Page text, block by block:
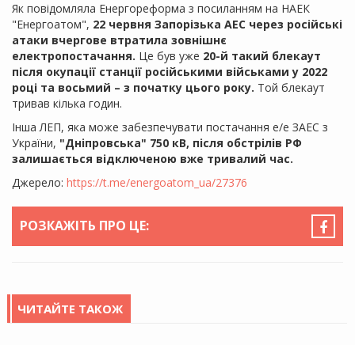
Як повідомляла Енергореформа з посиланням на НАЕК
"Енергоатом", 22 червня Запорізька АЕС через російські
атаки вчергове втратила зовнішнє
електропостачання. Це був уже 20-й такий блекаут
після окупації станції російськими військами у 2022
році та восьмий – з початку цього року. Той блекаут
тривав кілька годин.
Інша ЛЕП, яка може забезпечувати постачання е/е ЗАЕС з
України, "Дніпровська" 750 кВ, після обстрілів РФ
залишається відключеною вже тривалий час.
Джерело: https://t.me/energoatom_ua/27376
РОЗКАЖІТЬ ПРО ЦЕ:
ЧИТАЙТЕ ТАКОЖ